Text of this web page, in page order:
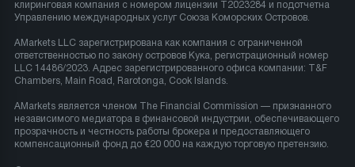
клиринговая компания с номером лицензии T2023284 и подотчетна
Управлению международных услуг Союза Коморских Островов.
AMarkets LLC зарегистрирована как компания с ограниченной
ответственностью по закону островов Кука, регистрационный номер
LLC 14486/2023. Адрес зарегистрированного офиса компании: T&F
Chambers, Main Road, Rarotonga, Cook Islands.
AMarkets является членом The Financial Commission — признанного
независимого медиатора в финансовой индустрии, обеспечивающего
прозрачность и честность работы брокера и предоставляющего
компенсационный фонд до €20 000 на каждую торговую претензию.